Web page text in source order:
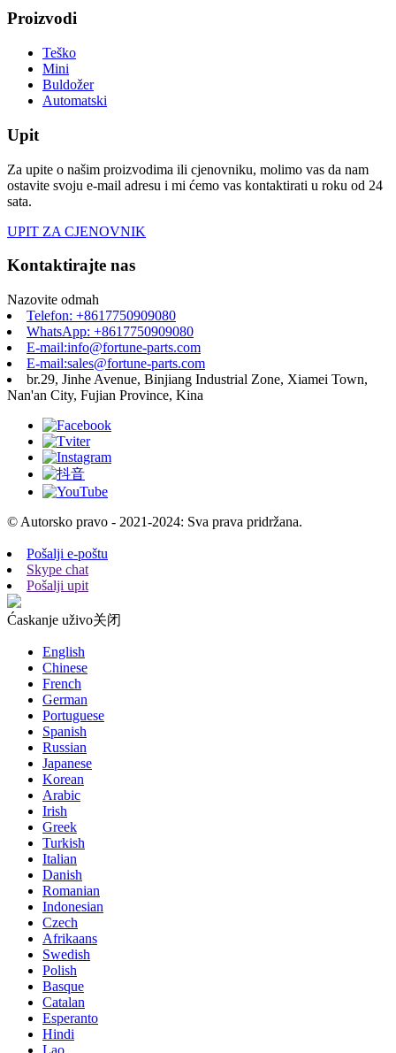
Proizvodi
Teško
Mini
Buldožer
Automatski
Upit
Za upite o našim proizvodima ili cjenovniku, molimo vas da nam
ostavite svoju e-mail adresu i mi ćemo vas kontaktirati u roku od 24
sata.
UPIT ZA CJENOVNIK
Kontaktirajte nas
Nazovite odmah
Telefon: +8617750909080
WhatsApp: +8617750909080
E-mail:info@fortune-parts.com
E-mail:sales@fortune-parts.com
br.29, Jinhe Avenue, Binjiang Industrial Zone, Xiamei Town,
Nan'an City, Fujian Province, Kina
© Autorsko pravo - 2021-2024: Sva prava pridržana.
Pošalji e-poštu
Skype chat
Pošalji upit
Ćaskanje uživo关闭
English
Chinese
French
German
Portuguese
Spanish
Russian
Japanese
Korean
Arabic
Irish
Greek
Turkish
Italian
Danish
Romanian
Indonesian
Czech
Afrikaans
Swedish
Polish
Basque
Catalan
Esperanto
Hindi
Lao